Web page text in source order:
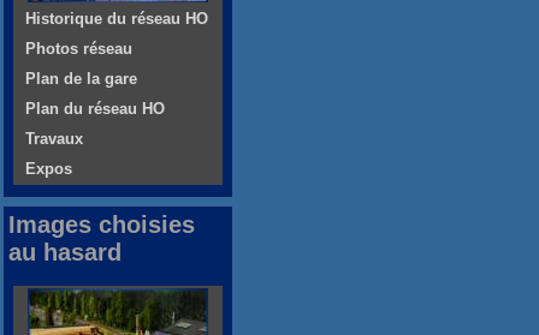
Historique du réseau HO
Photos réseau
Plan de la gare
Plan du réseau HO
Travaux
Expos
Images choisies
au hasard